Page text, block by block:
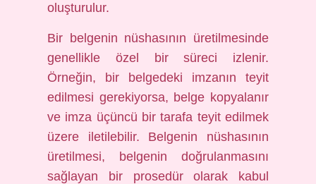
oluşturulur.
Bir belgenin nüshasının üretilmesinde
genellikle özel bir süreci izlenir.
Örneğin, bir belgedeki imzanın teyit
edilmesi gerekiyorsa, belge kopyalanır
ve imza üçüncü bir tarafa teyit edilmek
üzere iletilebilir. Belgenin nüshasının
üretilmesi, belgenin doğrulanmasını
sağlayan bir prosedür olarak kabul